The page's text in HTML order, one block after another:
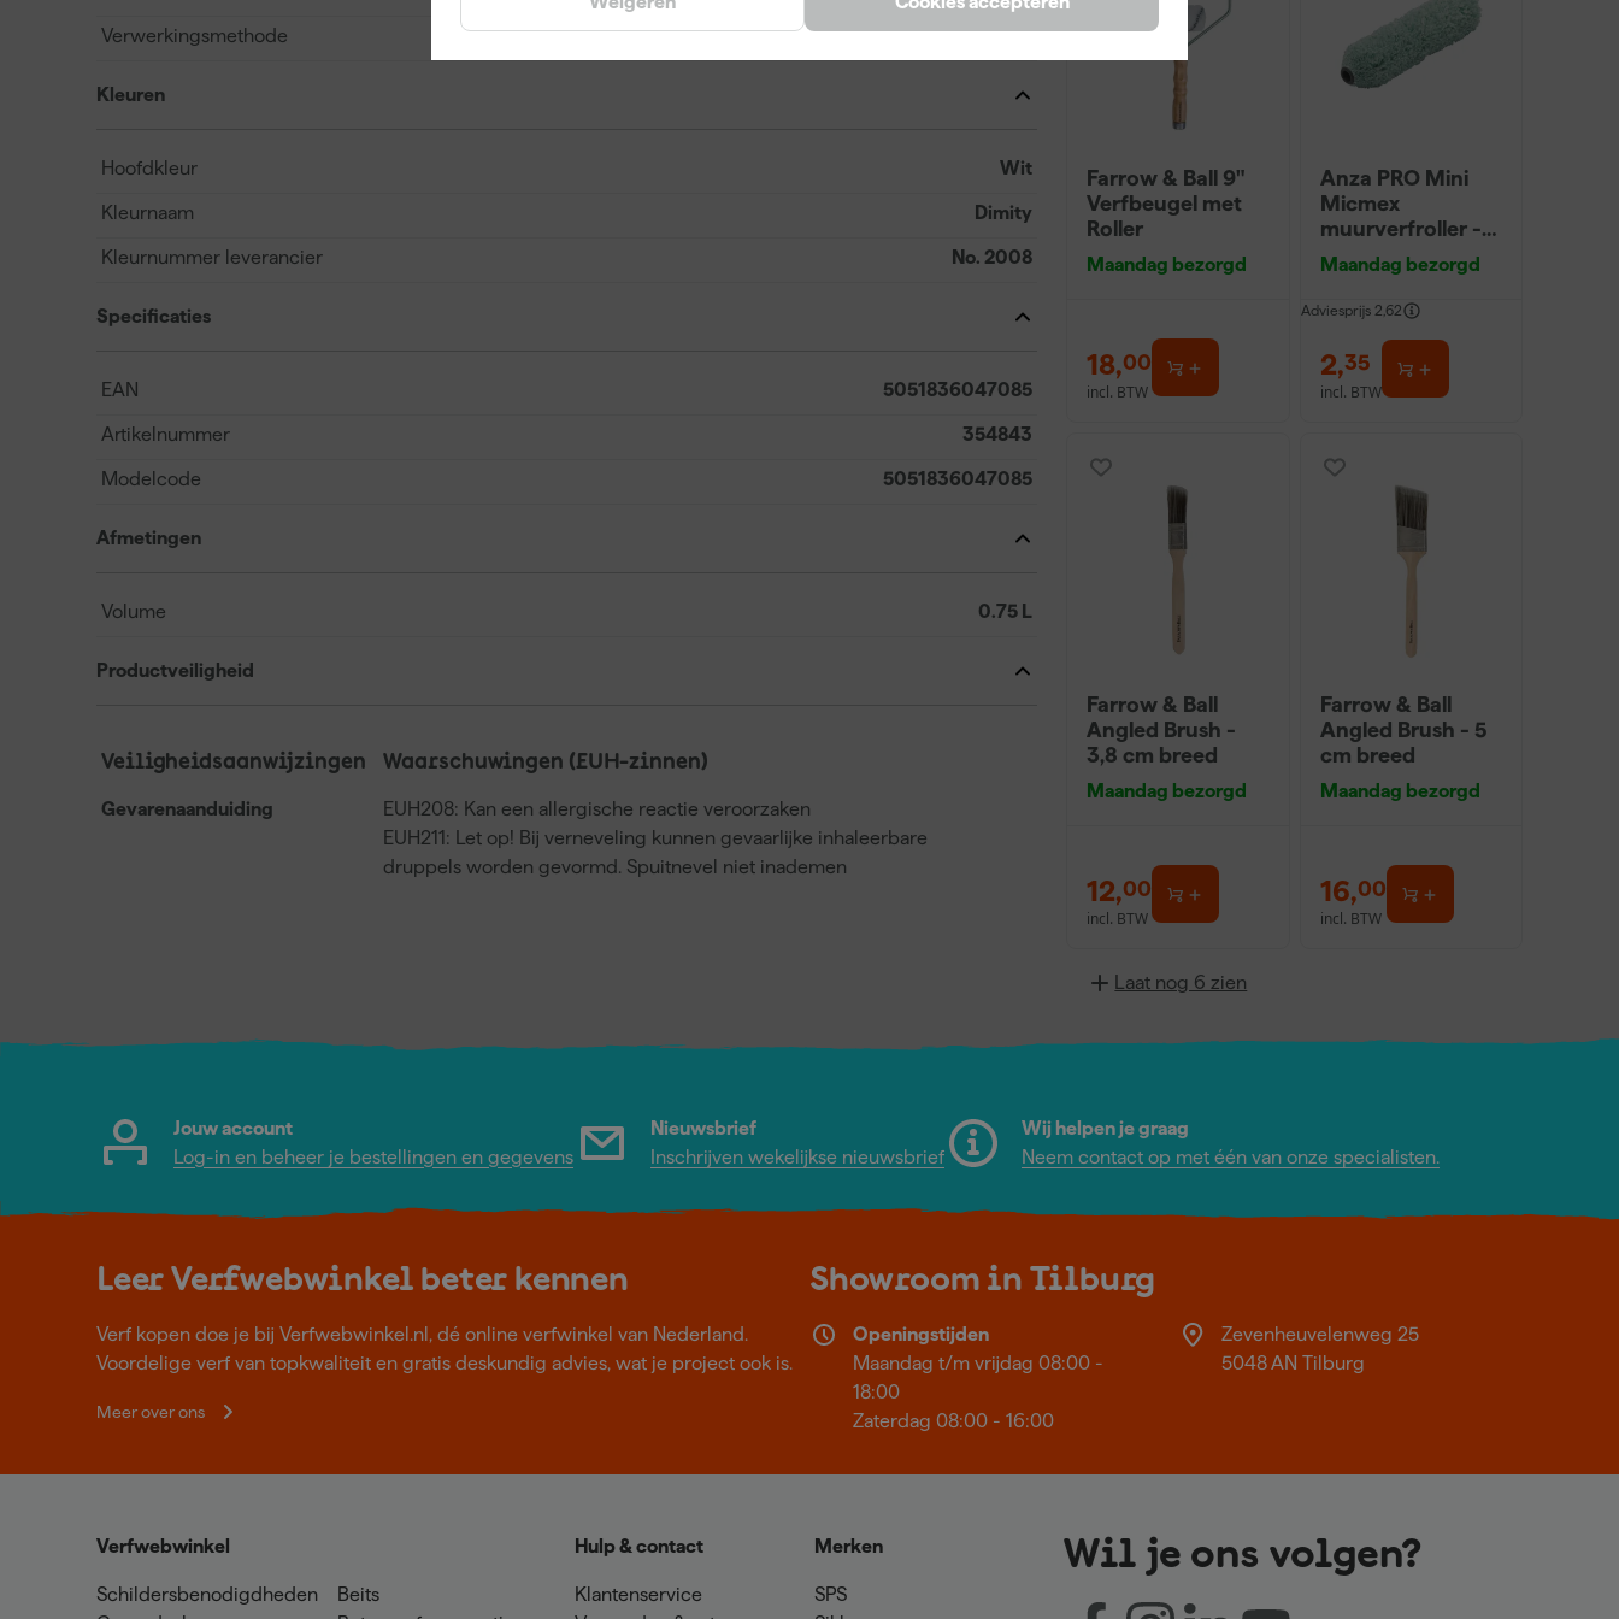
Verwerkingsmethode Kwast, Viltroller
Kleuren
Hoofdkleur Wit
Kleurnaam Dimity
Kleurnummer leverancier No. 2008
Specificaties
EAN 5051836047085
Artikelnummer 354843
Modelcode 5051836047085
Afmetingen
Volume 0.75 L
Productveiligheid
Veiligheidsaanwijzingen
Gevarenaanduiding
Waarschuwingen (EUH-zinnen)
EUH208: Kan een allergische reactie veroorzaken
EUH211: Let op! Bij verneveling kunnen gevaarlijke inhaleerbare
druppels worden gevormd. Spuitnevel niet inademen
Farrow & Ball 9"
Verfbeugel met
Roller
Maandag bezorgd
18,00
incl. BTW
Anza PRO Mini
Micmex
muurverfroller -
10cm
Maandag bezorgd
Adviesprijs 2,62
2,35
incl. BTW
Farrow & Ball
Angled Brush -
3,8 cm breed
Maandag bezorgd
12,00
incl. BTW
Farrow & Ball
Angled Brush - 5
cm breed
Maandag bezorgd
16,00
incl. BTW
Laat nog 6 zien
Jouw account
Log-in en beheer je bestellingen en gegevens
Nieuwsbrief
Inschrijven wekelijkse nieuwsbrief
Wij helpen je graag
Neem contact op met één van onze specialisten.
Leer Verfwebwinkel beter kennen
Verf kopen doe je bij Verfwebwinkel.nl, dé online verfwinkel van Nederland.
Voordelige verf van topkwaliteit en gratis deskundig advies, wat je project ook is.
Meer over ons
Showroom in Tilburg
Openingstijden
Maandag t/m vrijdag 08:00 -
18:00
Zaterdag 08:00 - 16:00
Zevenheuvelenweg 25
5048 AN Tilburg
Verfwebwinkel
Schildersbenodigdheden
Beits
Hulp & contact
Klantenservice
Merken
SPS
Wil je ons volgen?